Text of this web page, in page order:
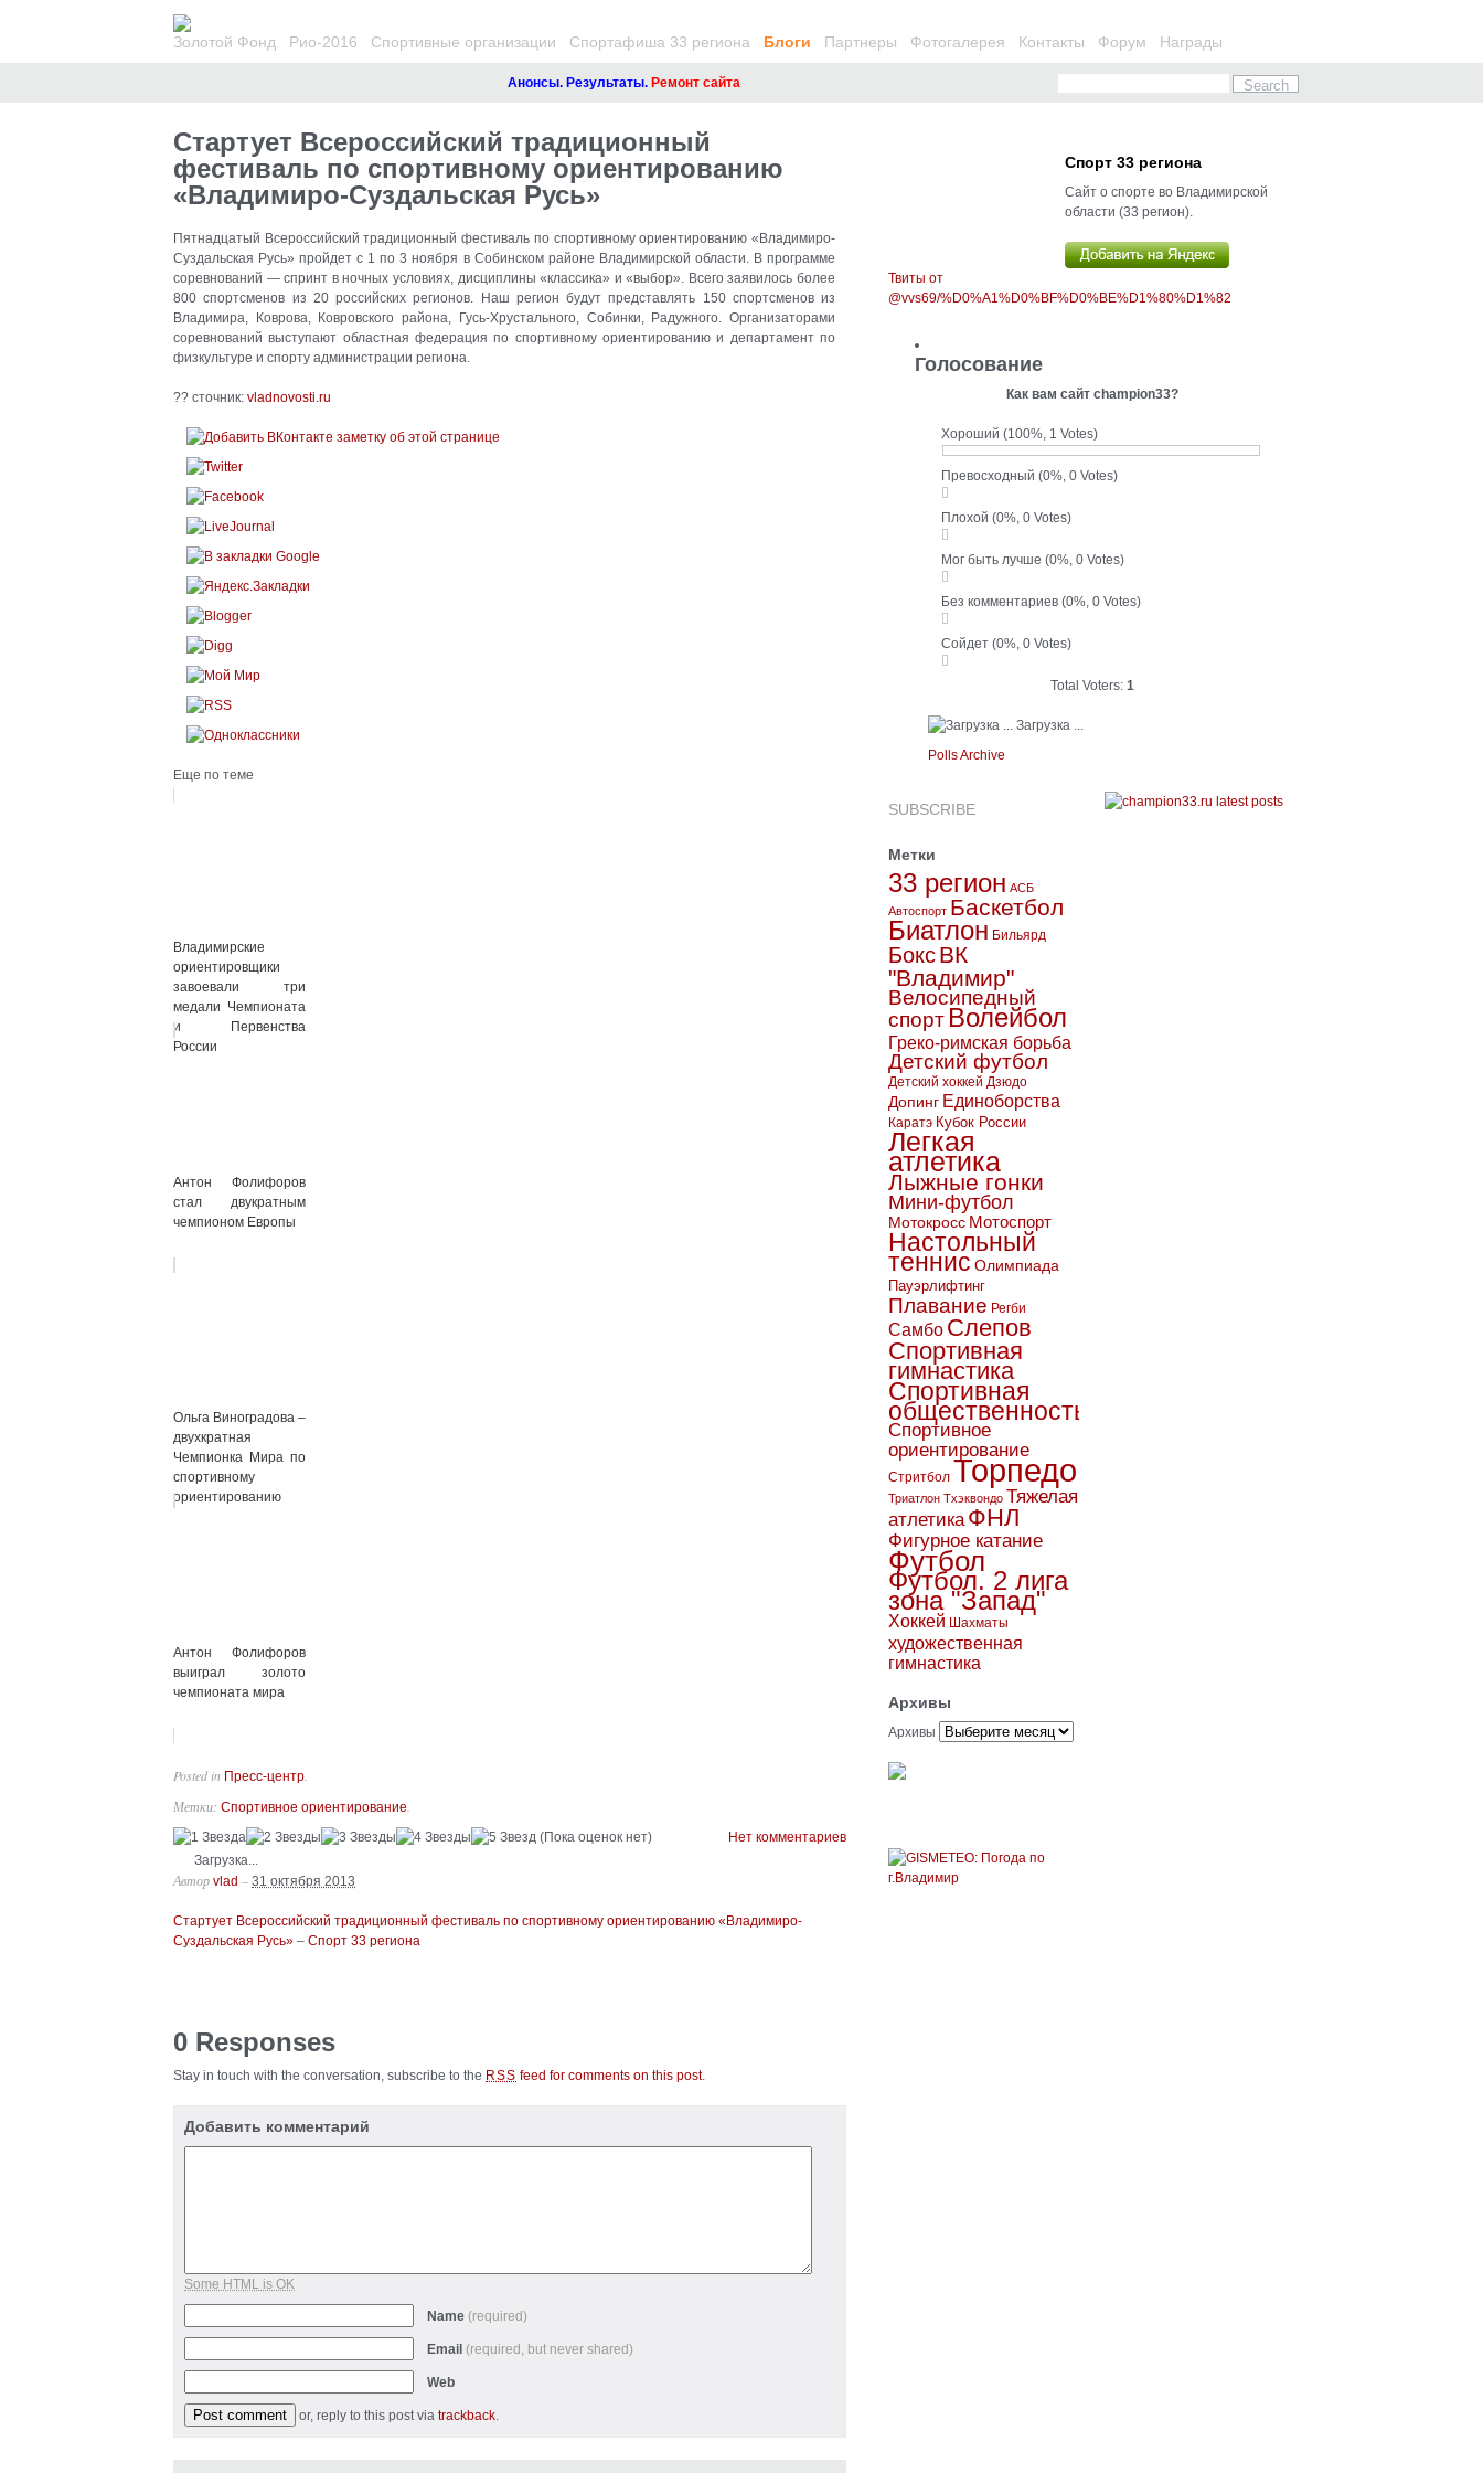
Золотой Фонд Рио-2016 Спортивные организации Спортафиша 33 региона Блоги Партнеры Фотогалерея Контакты Форум Награды
Анонсы. Результаты.Ремонт сайта
Стартует Всероссийский традиционный
фестиваль по спортивному ориентированию
«Владимиро-Суздальская Русь»
Пятнадцатый Всероссийский традиционный фестиваль по спортивному ориентированию «Владимиро-
Суздальская Русь» пройдет с 1 по 3 ноября в Собинском районе Владимирской области. В программе
соревнований — спринт в ночных условиях, дисциплины «классика» и «выбор». Всего заявилось более
800 спортсменов из 20 российских регионов. Наш регион будут представлять 150 спортсменов из
Владимира, Коврова, Ковровского района, Гусь-Хрустального, Собинки, Радужного. Организаторами
соревнований выступают областная федерация по спортивному ориентированию и департамент по
физкультуре и спорту администрации региона.
?? сточник: vladnovosti.ru
Еще по теме
Владимирские
ориентировщики
завоевали три
медали Чемпионата
и Первенства
России
Антон Фолифоров
стал двукратным
чемпионом Европы
Ольга Виноградова –
двухкратная
Чемпионка Мира по
спортивному
ориентированию
Антон Фолифоров
выиграл золото
чемпионата мира
Posted in Пресс-центр
Метки: Спортивное ориентирование
Нет комментариев
(Пока оценок нет)
Загрузка...
Автор vlad – 31 октября 2013
Стартует Всероссийский традиционный фестиваль по спортивному ориентированию «Владимиро-
Суздальская Русь» – Спорт 33 региона
0 Responses
Stay in touch with the conversation, subscribe to the RSS feed for comments on this post.
Добавить комментарий
Some HTML is OK
Name (required)
Email (required, but never shared)
Web
or, reply to this post via trackback.
Спорт 33 региона
Сайт о спорте во Владимирской
области (33 регион).
Твиты от
@vvs69/%D0%A1%D0%BF%D0%BE%D1%80%D1%82
Голосование
Как вам сайт champion33?
Хороший (100%, 1 Votes)
Превосходный (0%, 0 Votes)
Плохой (0%, 0 Votes)
Мог быть лучше (0%, 0 Votes)
Без комментариев (0%, 0 Votes)
Сойдет (0%, 0 Votes)
Total Voters: 1
Загрузка ...
Polls Archive
SUBSCRIBE
Метки
33 регион АСБ
Автоспорт Баскетбол
Биатлон Бильярд
БоксВК
"Владимир"
Велосипедный
спорт Волейбол
Греко-римская борьба
Детский футбол
Детский хоккей Дзюдо
Допинг Единоборства
Каратэ Кубок России
Легкая
атлетика
Лыжные гонки
Мини-футбол
Мотокросс Мотоспорт
Настольный
теннис Олимпиада
Пауэрлифтинг
Плавание Регби
Самбо Слепов
Спортивная
гимнастика
Спортивная
общественность
Спортивное
ориентирование
Стритбол Торпедо
Триатлон Тхэквондо Тяжелая
атлетика ФНЛ
Фигурное катание
Футбол
Футбол. 2 лига
зона "Запад"
Хоккей Шахматы
художественная
гимнастика
Архивы
Архивы